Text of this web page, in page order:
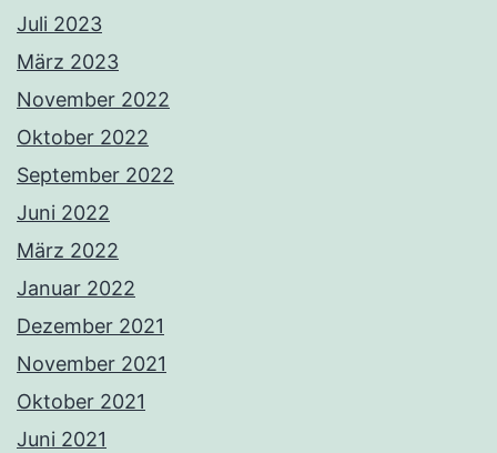
Juli 2023
März 2023
November 2022
Oktober 2022
September 2022
Juni 2022
März 2022
Januar 2022
Dezember 2021
November 2021
Oktober 2021
Juni 2021